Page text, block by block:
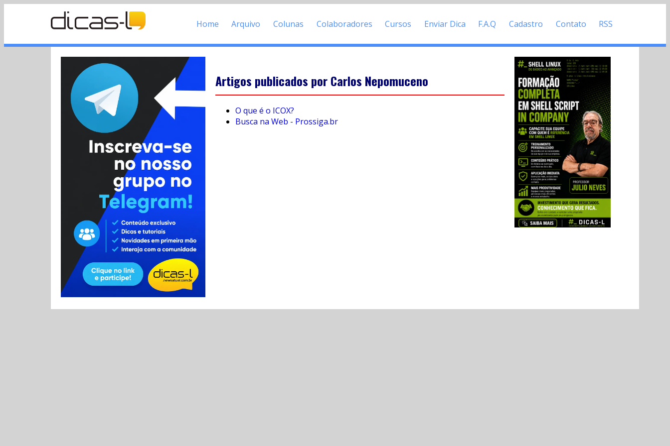
Home Arquivo Colunas Colaboradores Cursos Enviar Dica F.A.Q Cadastro Contato RSS
Artigos publicados por Carlos Nepomuceno
O que é o ICOX?
Busca na Web - Prossiga.br